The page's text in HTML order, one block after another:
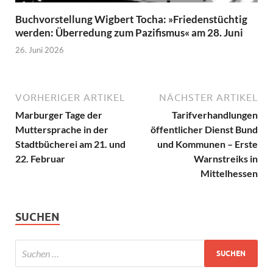
Buchvorstellung Wigbert Tocha: »Friedenstüchtig
werden: Überredung zum Pazifismus« am 28. Juni
26. Juni 2026
VORHERIGER ARTIKEL
Marburger Tage der
Muttersprache in der
Stadtbücherei am 21. und
22. Februar
NÄCHSTER ARTIKEL
Tarifverhandlungen
öffentlicher Dienst Bund
und Kommunen – Erste
Warnstreiks in
Mittelhessen
SUCHEN